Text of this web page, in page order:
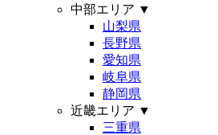
中部エリア ▼
山梨県
長野県
愛知県
岐阜県
静岡県
近畿エリア ▼
三重県